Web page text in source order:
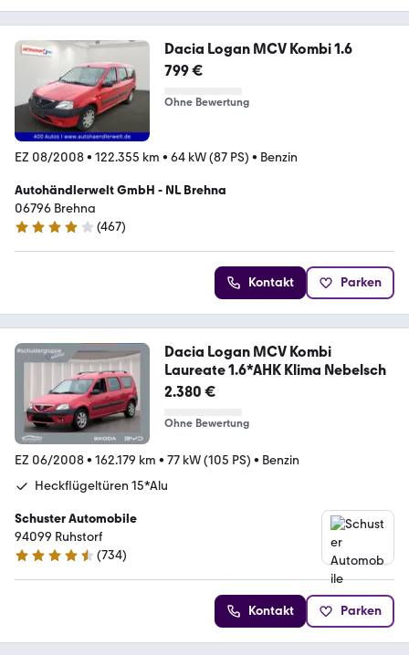
Dacia Logan MCV Kombi 1.6
799 €
Ohne Bewertung
EZ 08/2008• 122.355 km • 64 kW (87 PS) • Benzin
Autohändlerwelt GmbH - NL Brehna
06796 Brehna
4 Sterne
(467)
Kontakt Parken
Dacia Logan MCV Kombi
Laureate 1.6*AHK Klima Nebelsch
2.380 €
Ohne Bewertung
EZ 06/2008• 162.179 km • 77 kW (105 PS) • Benzin
Heckflügeltüren 15*Alu
Schuster Automobile
94099 Ruhstorf
4.6 Sterne
(734)
Kontakt Parken